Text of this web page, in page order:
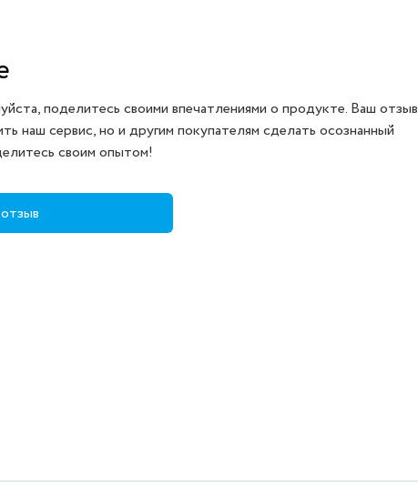
поделитесь своими впечатлениями о продукте. Ваш отзыв
наш сервис, но и другим покупателям сделать осознанный
своим опытом!